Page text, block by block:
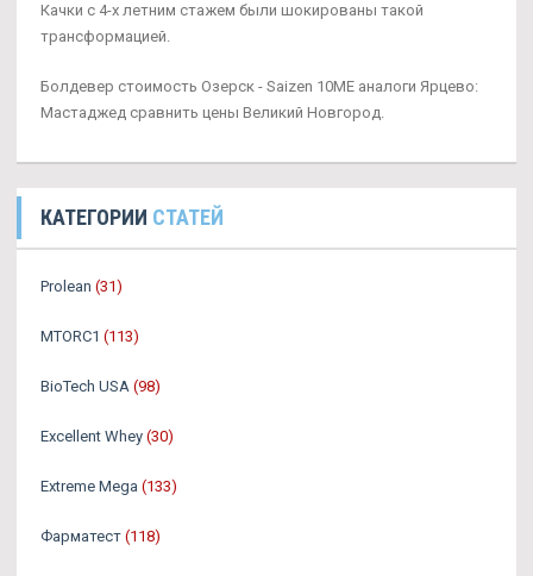
Качки с 4-х летним стажем были шокированы такой
трансформацией.
Болдевер стоимость Озерск - Saizen 10ME аналоги Ярцево:
Мастаджед сравнить цены Великий Новгород.
КАТЕГОРИИ СТАТЕЙ
Prolean (31)
MTORC1 (113)
BioTech USA (98)
Excellent Whey (30)
Extreme Mega (133)
Фарматест (118)